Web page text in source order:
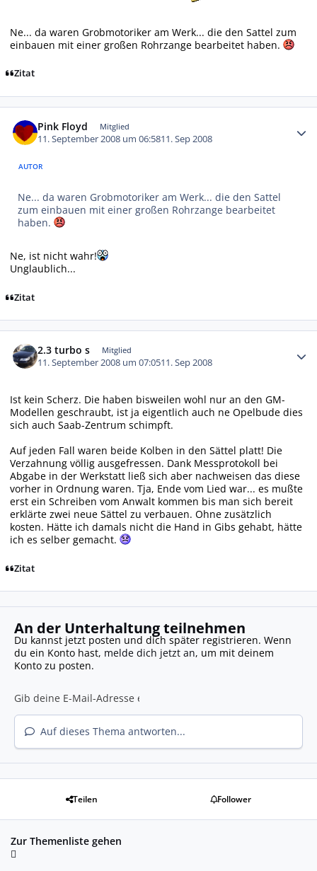
Ne... da waren Grobmotoriker am Werk... die den Sattel zum
einbauen mit einer großen Rohrzange bearbeitet haben.
Zitat
Pink Floyd Mitglied
11. September 2008 um 06:5811. Sep 2008
AUTOR
Ne... da waren Grobmotoriker am Werk... die den Sattel
zum einbauen mit einer großen Rohrzange bearbeitet
haben.
Ne, ist nicht wahr!
Unglaublich...
Zitat
2.3 turbo s Mitglied
11. September 2008 um 07:0511. Sep 2008
Ist kein Scherz. Die haben bisweilen wohl nur an den GM-
Modellen geschraubt, ist ja eigentlich auch ne Opelbude dies
sich auch Saab-Zentrum schimpft.
Auf jeden Fall waren beide Kolben in den Sättel platt! Die
Verzahnung völlig ausgefressen. Dank Messprotokoll bei
Abgabe in der Werkstatt ließ sich aber nachweisen das diese
vorher in Ordnung waren. Tja, Ende vom Lied war... es mußte
erst ein Schreiben vom Anwalt kommen bis man sich bereit
erklärte zwei neue Sättel zu verbauen. Ohne zusätzlich
kosten. Hätte ich damals nicht die Hand in Gibs gehabt, hätte
ich es selber gemacht.
Zitat
An der Unterhaltung teilnehmen
Du kannst jetzt posten und dich später registrieren. Wenn
du ein Konto hast, melde dich jetzt an, um mit deinem
Konto zu posten.
Auf dieses Thema antworten...
Teilen Follower
Zur Themenliste gehen